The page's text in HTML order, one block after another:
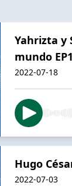
Yahrizta y
mundo
2022-07-18
Hugo
2022-07-03